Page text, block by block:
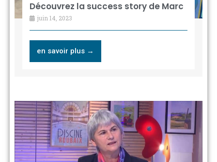
Découvrez la success story de Marc
juin 14, 2023
en savoir plus →